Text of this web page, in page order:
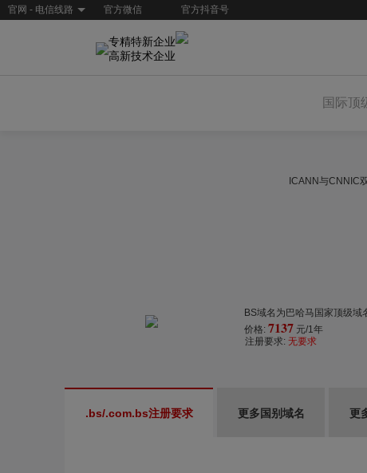
官网 - 电信线路 官方微信 官方抖音号
专精特新企业
高新技术企业
国际顶
ICANN与CNNIC
BS域名为巴哈马国家顶级域
价格: 7137 元/1年
注册要求: 无要求
.bs/.com.bs注册要求 更多国别域名 更